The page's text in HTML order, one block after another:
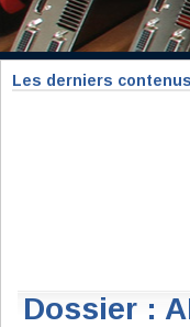
Les derniers
Dossier :